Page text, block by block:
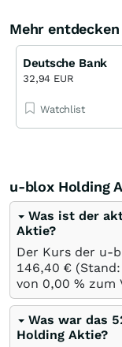
Mehr entdecken
Deutsche Bank
32,94 EUR
Watchlist
u-blox Holding
Was ist der
Aktie?
Der Kurs der u-
146,40 € (Stand:
von 0,00 % zum
Was war das
Holding Aktie?